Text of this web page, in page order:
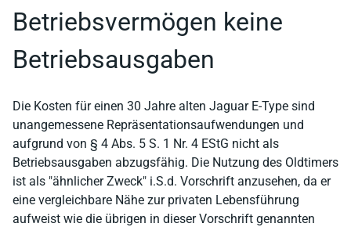
Betriebsvermögen keine
Betriebsausgaben
Die Kosten für einen 30 Jahre alten Jaguar E-Type sind
unangemessene Repräsentationsaufwendungen und
aufgrund von § 4 Abs. 5 S. 1 Nr. 4 EStG nicht als
Betriebsausgaben abzugsfähig. Die Nutzung des Oldtimers
ist als "ähnlicher Zweck" i.S.d. Vorschrift anzusehen, da er
eine vergleichbare Nähe zur privaten Lebensführung
aufweist wie die übrigen in dieser Vorschrift genannten